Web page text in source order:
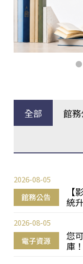
全部 館
館務公告
【
統
2026-08-05
電子資源
您
庫！
2026-08-05